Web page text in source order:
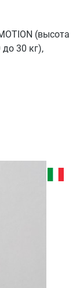
(высота
30 кг),